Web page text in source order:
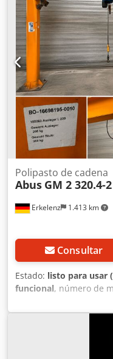
Erkelenz 1.413 km
Polipasto de cadena
Abus GM 2 320.4-2
Consultar
Estado: listo para usar
funcional, número de
,
capacidad de carga:
, tensión de
, Grúa de
de 6.700 mm – incluye